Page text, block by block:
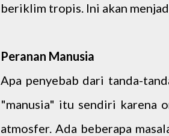
beriklim tropis. Ini akan
Peranan Manusia
Apa penyebab dari tanda-
"manusia" itu sendiri karena
atmosfer. Ada beberapa